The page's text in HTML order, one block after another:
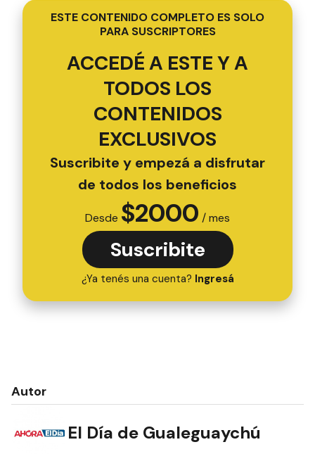
ESTE CONTENIDO COMPLETO ES SOLO
PARA SUSCRIPTORES
ACCEDÉ A ESTE Y A
TODOS LOS
CONTENIDOS
EXCLUSIVOS
Suscribite y empezá a disfrutar
de todos los beneficios
Desde $2000 / mes
Suscribite
¿Ya tenés una cuenta? Ingresá
Autor
El Día de Gualeguaychú